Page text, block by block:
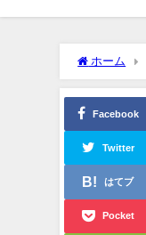
ホーム
Facebook
Twitter
はてブ
Pocket